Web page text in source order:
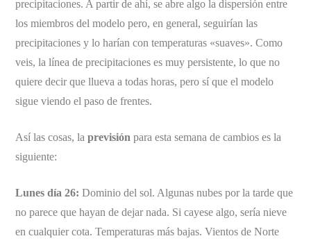
precipitaciones. A partir de ahí, se abre algo la dispersión entre
los miembros del modelo pero, en general, seguirían las
precipitaciones y lo harían con temperaturas «suaves». Como
veis, la línea de precipitaciones es muy persistente, lo que no
quiere decir que llueva a todas horas, pero sí que el modelo
sigue viendo el paso de frentes.
Así las cosas, laprevisión para esta semana de cambios es la
siguiente:
Lunes día 26: Dominio del sol. Algunas nubes por la tarde que
no parece que hayan de dejar nada. Si cayese algo, sería nieve
en cualquier cota. Temperaturas más bajas. Vientos de Norte